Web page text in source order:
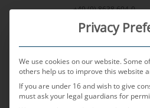
Přeskočit
+49 (0) 8638 604-0
MENU
Privacy
We use cookies on our website. Some
others help us to improve this website
If you are under 16 and wish to give
must ask your legal guardians for